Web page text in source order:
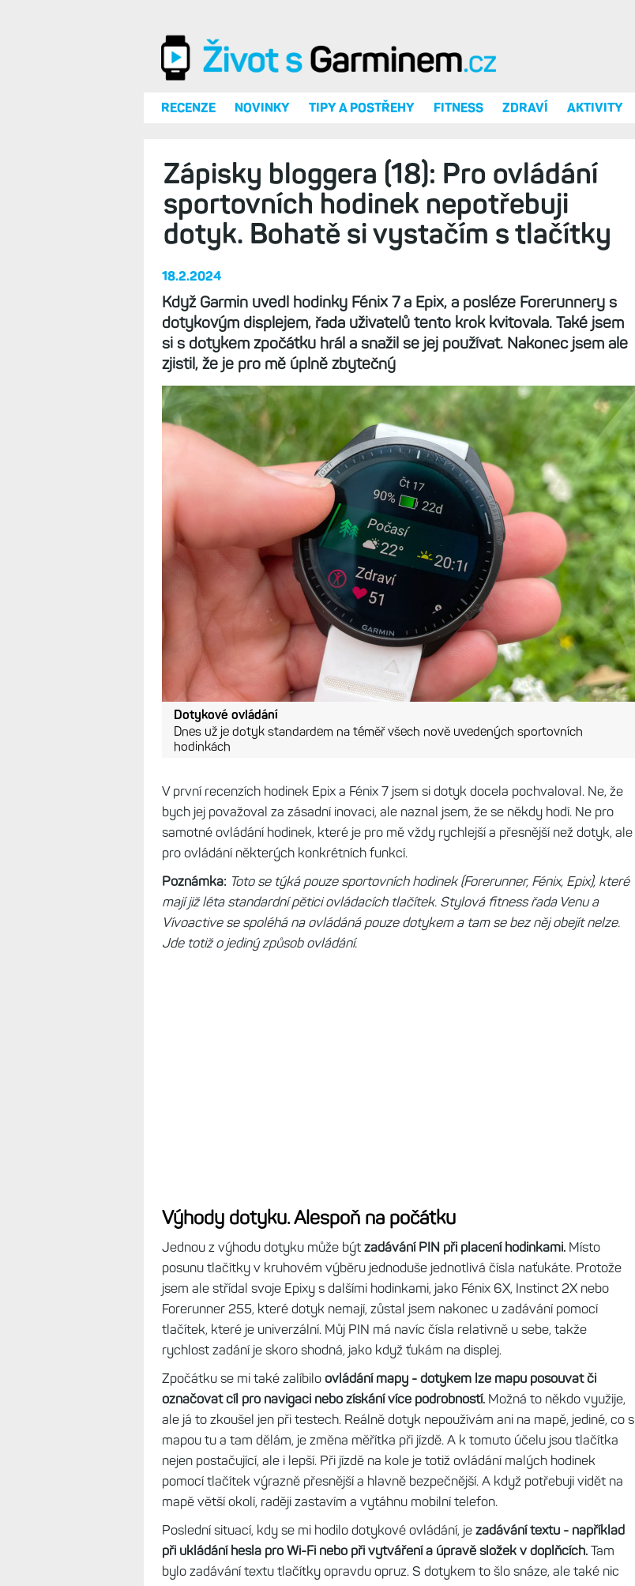
RECENZE NOVINKY TIPY A POSTŘEHY FITNESS ZDRAVÍ AKTIVITY
Zápisky bloggera (18): Pro ovládání
sportovních hodinek nepotřebuji
dotyk. Bohatě si vystačím s tlačítky
18.2.2024
Když Garmin uvedl hodinky Fénix 7 a Epix, a posléze Forerunnery s
dotykovým displejem, řada uživatelů tento krok kvitovala. Také jsem
si s dotykem zpočátku hrál a snažil se jej používat. Nakonec jsem ale
zjistil, že je pro mě úplně zbytečný
Dotykové ovládání
Dnes už je dotyk standardem na téměř všech nově uvedených sportovních
hodinkách
V první recenzích hodinek Epix a Fénix 7 jsem si dotyk docela pochvaloval. Ne, že
bych jej považoval za zásadní inovaci, ale naznal jsem, že se někdy hodí. Ne pro
samotné ovládání hodinek, které je pro mě vždy rychlejší a přesnější než dotyk, ale
pro ovládání některých konkrétních funkcí.
Poznámka: Toto se týká pouze sportovních hodinek (Forerunner, Fénix, Epix), které
mají již léta standardní pětici ovládacích tlačítek. Stylová fitness řada Venu a
Vívoactive se spoléhá na ovládáná pouze dotykem a tam se bez něj obejít nelze.
Jde totiž o jediný způsob ovládání.
Výhody dotyku. Alespoň na počátku
Jednou z výhodu dotyku může být zadávání PIN při placení hodinkami. Místo
posunu tlačítky v kruhovém výběru jednoduše jednotlivá čísla naťukáte. Protože
jsem ale střídal svoje Epixy s dalšími hodinkami, jako Fénix 6X, Instinct 2X nebo
Forerunner 255, které dotyk nemají, zůstal jsem nakonec u zadávání pomocí
tlačítek, které je univerzální. Můj PIN má navíc čísla relativně u sebe, takže
rychlost zadání je skoro shodná, jako když ťukám na displej.
Zpočátku se mi také zalíbilo ovládání mapy - dotykem lze mapu posouvat či
označovat cíl pro navigaci nebo získání více podrobností. Možná to někdo využije,
ale já to zkoušel jen při testech. Reálně dotyk nepoužívám ani na mapě, jediné, co s
mapou tu a tam dělám, je změna měřítka při jízdě. A k tomuto účelu jsou tlačítka
nejen postačující, ale i lepší. Při jízdě na kole je totiž ovládání malých hodinek
pomocí tlačítek výrazně přesnější a hlavně bezpečnější. A když potřebuji vidět na
mapě větší okolí, raději zastavím a vytáhnu mobilní telefon.
Poslední situací, kdy se mi hodilo dotykové ovládání, je zadávání textu - například
při ukládání hesla pro Wi-Fi nebo při vytváření a úpravě složek v doplňcích. Tam
bylo zadávání textu tlačítky opravdu opruz. S dotykem to šlo snáze, ale také nic